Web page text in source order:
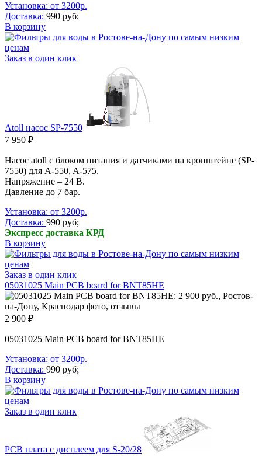
Установка: от 3200р.
Доставка: 990 руб;
В корзину
Заказ в один клик
Atoll насос SP-7550
7 950 ₽
Насос atoll с блоком питания и датчиками на кронштейне (SP-
7550) для A-550, A-575.
Напряжение – 24 В.
Давление до 7 бар.
Установка: от 3200р.
Доставка: 990 руб;
Экспресс доставка КРД
В корзину
Заказ в один клик
05031025 Main PCB board for BNT85HE
2 900 ₽
05031025 Main PCB board for BNT85HE
Установка: от 3200р.
Доставка: 990 руб;
В корзину
Заказ в один клик
PCB плата с дисплеем для S-20/28